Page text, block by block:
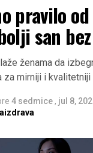
pravilo
san
ženama da
za mirniji i kvalitetniji
4 sedmice , jul 8,